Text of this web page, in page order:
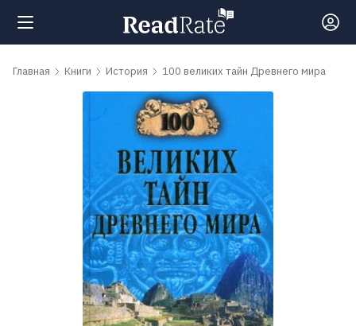
Поиск
Рейтинги
обсуждаемые
Главная Книги История 100 великих тайн Древнего мира